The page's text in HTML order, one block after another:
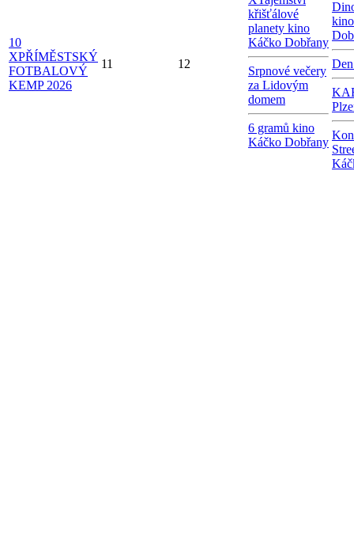
10
XPŘÍMĚSTSKÝ
FOTBALOVÝ
KEMP 2026
11 12
křišťálové
planety kino
Káčko Dobřany
Srpnové večery
za Lidovým
domem
6 gramů kino
Káčko Dobřany